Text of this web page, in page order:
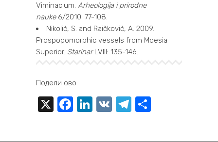
Viminacium. Arheologija i prirodne
nauke 6/2010: 77-108.
Nikolić, S. and Raičković, A. 2009.
Prospopomorphic vessels from Moesia
Superior. StarinarLVIII: 135-146.
Подели ово
X Facebook
LinkedIn
VK Telegram